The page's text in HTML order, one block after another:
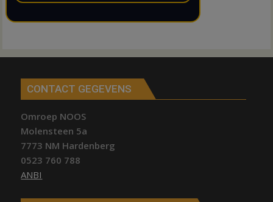
CONTACT GEGEVENS
Omroep NOOS
Molensteen 5a
7773 NM Hardenberg
0523 760 788
ANBI